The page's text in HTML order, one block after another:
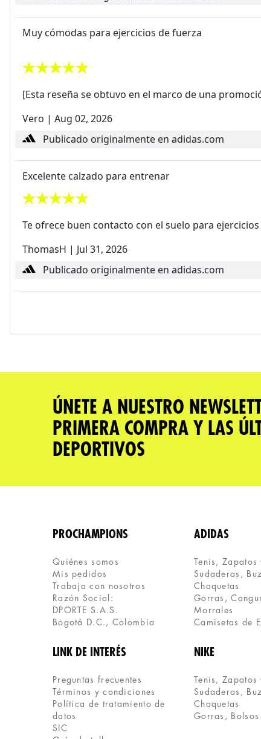
Muy cómodas para ejercicios de fuerza
[Esta reseña se obtuvo en el marco de una
Vero | Aug 02, 2026
Publicado originalmente en adidas.com
Excelente calzado para entrenar
Te ofrece buen contacto con el suelo para
ThomasH | Jul 31, 2026
Publicado originalmente en adidas.com
ÚNETE A NUESTRO
PRIMERA COMPRA Y LAS
DEPORTIVOS
PROCHAMPIONS
Quiénes somos
Mis pedidos
Trabaja con nosotros
Razón Social:
DPORTE S.A.S.
Bogotá D.C., Colombia
LINK DE INTERÉS
Preguntas frecuentes
Términos y condiciones
Política de tratamiento de
datos
SIC
ADIDAS
Tenis, Zapatos
Sudaderas,
Chaquetas
Gorras,
Morrales
Camisetas de
NIKE
Tenis, Zapatos
Sudaderas,
Chaquetas
Gorras,